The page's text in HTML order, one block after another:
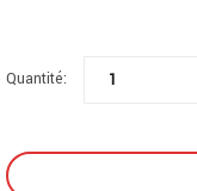
Quantité: